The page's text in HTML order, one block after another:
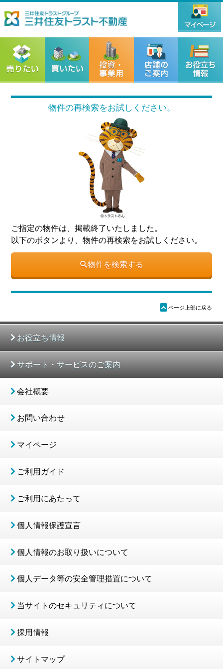
物件の再検索をお試しください。
ご指定の物件は、掲載終了いたしました。
以下のボタンより、物件の再検索をお試しください。
物件を検索する
ü ページ上部に戻る
お役立ち情報
サポート・サービスのご案内
会社概要
お問い合わせ
マイページ
ご利用ガイド
ご利用にあたって
個人情報保護宣言
個人情報のお取り扱いについて
個人データ等の安全管理措置について
当サイトのセキュリティについて
採用情報
サイトマップ